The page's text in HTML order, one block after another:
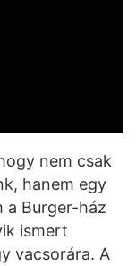
nem csak
hanem egy
a Burger-ház
ismert
vacsorára. A